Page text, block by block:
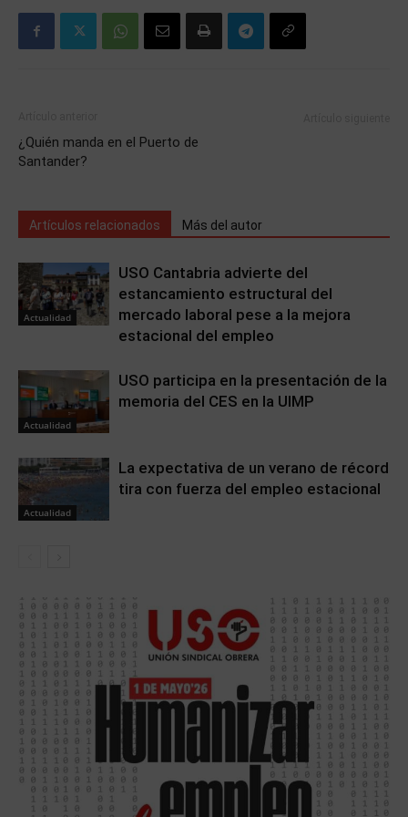
¿Quién manda en el Puerto de
Santander?
Artículos relacionados Más del autor
Actualidad
USO Cantabria advierte del
estancamiento estructural del
mercado laboral pese a la mejora
estacional del empleo
Actualidad
USO participa en la presentación de la
memoria del CES en la UIMP
Actualidad
La expectativa de un verano de récord
tira con fuerza del empleo estacional